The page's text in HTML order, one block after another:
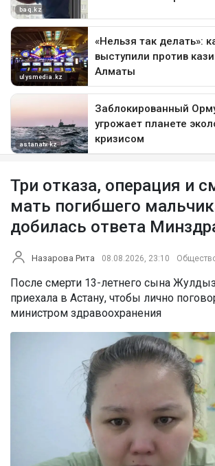
Три отказа, операция и
мать погибшего
добилась ответа
Назарова Рита 08.08.2026, 23:10
После смерти 13-летнего сына
приехала в Астану, чтобы лично
министром здравоохранения